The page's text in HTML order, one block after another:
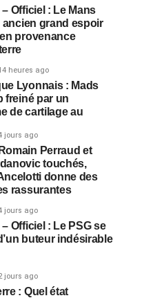
– Officiel : Le Mans
ancien grand espoir
provenance
heures ago
Lyonnais : Mads
freiné par un
de cartilage au
jours ago
Perraud et
touchés,
donne des
rassurantes
jours ago
– Officiel : Le PSG se
buteur indésirable
jours ago
: Quel état